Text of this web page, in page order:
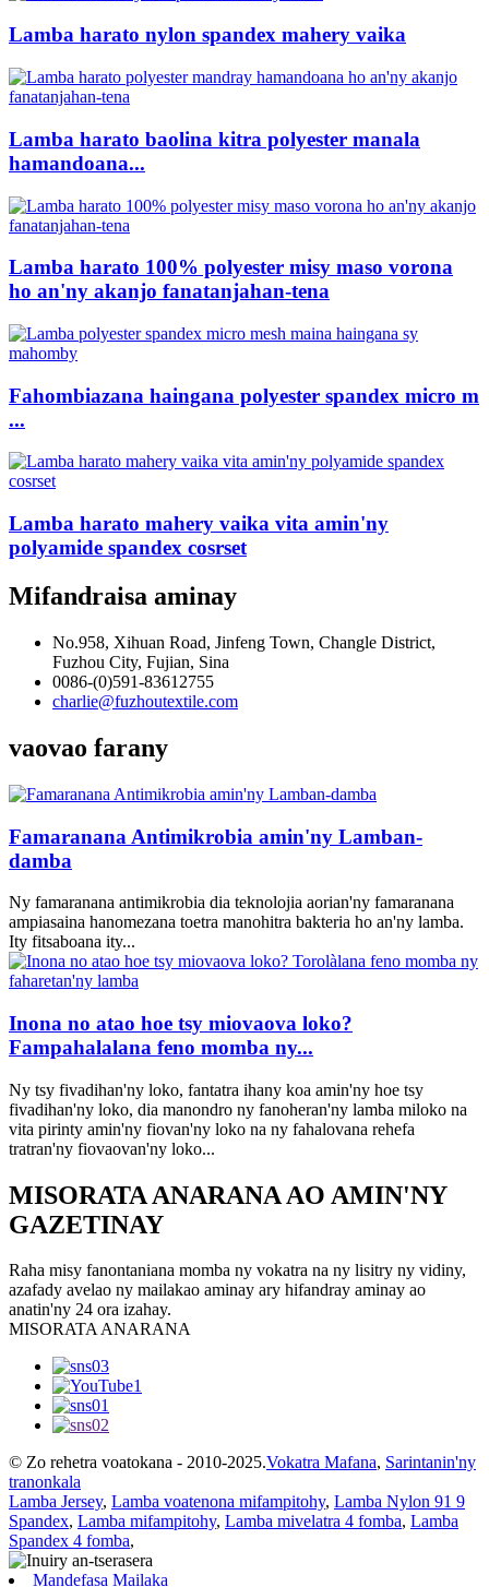
Lamba harato nylon spandex mahery vaika
Lamba harato baolina kitra polyester manala
hamandoana...
Lamba harato 100% polyester misy maso vorona
ho an'ny akanjo fanatanjahan-tena
Fahombiazana haingana polyester spandex micro m
...
Lamba harato mahery vaika vita amin'ny
polyamide spandex cosrset
Mifandraisa aminay
No.958, Xihuan Road, Jinfeng Town, Changle District,
Fuzhou City, Fujian, Sina
0086-(0)591-83612755
charlie@fuzhoutextile.com
vaovao farany
Famaranana Antimikrobia amin'ny Lamban-
damba
Ny famaranana antimikrobia dia teknolojia aorian'ny famaranana
ampiasaina hanomezana toetra manohitra bakteria ho an'ny lamba.
Ity fitsaboana ity...
Inona no atao hoe tsy miovaova loko?
Fampahalalana feno momba ny...
Ny tsy fivadihan'ny loko, fantatra ihany koa amin'ny hoe tsy
fivadihan'ny loko, dia manondro ny fanoheran'ny lamba miloko na
vita pirinty amin'ny fiovan'ny loko na ny fahalovana rehefa
tratran'ny fiovaovan'ny loko...
MISORATA ANARANA AO AMIN'NY
GAZETINAY
Raha misy fanontaniana momba ny vokatra na ny lisitry ny vidiny,
azafady avelao ny mailakao aminay ary hifandray aminay ao
anatin'ny 24 ora izahay.
MISORATA ANARANA
© Zo rehetra voatokana - 2010-2025.Vokatra Mafana, Sarintanin'ny
tranonkala
Lamba Jersey, Lamba voatenona mifampitohy, Lamba Nylon 91 9
Spandex, Lamba mifampitohy, Lamba mivelatra 4 fomba, Lamba
Spandex 4 fomba,
Mandefasa Mailaka